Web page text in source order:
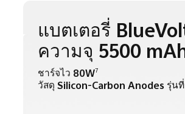
แบตเตอรี่
ความจุ 5500
ชาร์จไว 80W7
วัสดุ Silicon-Carbon Anodes รุ่น